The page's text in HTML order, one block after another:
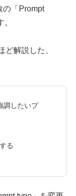
の「Prompt
ど解説した、
調したいプ
る